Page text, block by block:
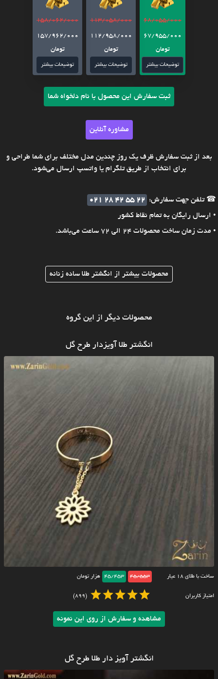
68/055/000
67/955/000
تومان
توضیحات بیشتر
113/058/000
112/958/000
تومان
توضیحات بیشتر
158/062/000
157/962/000
تومان
توضیحات بیشتر
ثبت سفارش این محصول با نام دلخواه شما
مشاوره آنلاین
بعد از ثبت سفارش ظرف یک روز چندین مدل مختلف برای شما طراحی و
برای انتخاب از طریق تلگرام یا واتسپ ارسال می‌شود.
☎ تلفن جهت سفارش:
021 28 42 55 22
• ارسال رایگان به تمام نقاط کشور
• مدت زمان ساخت محصولات 24 الی 72 ساعت می‌باشد.
محصولات بیشتر از انگشتر طلا ساده زنانه
محصولات دیگر از این گروه
انگشتر طلا آویزدار طرح گل
ساخت با طلای ۱۸ عیار 45/553
45/453 هزار تومان
امتیاز کاربران (899)
مشاهده و سفارش از روی این نمونه
انگشتر آویز دار طلا طرح گل